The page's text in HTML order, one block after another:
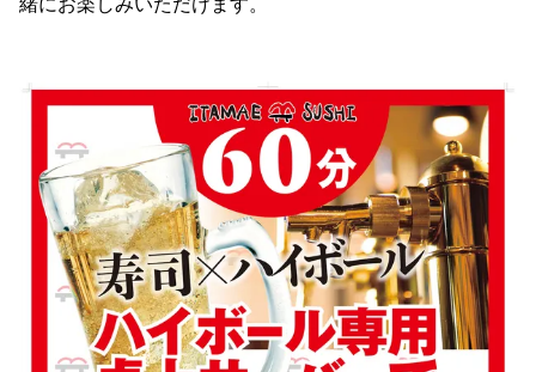
緒にお楽しみいただけます。